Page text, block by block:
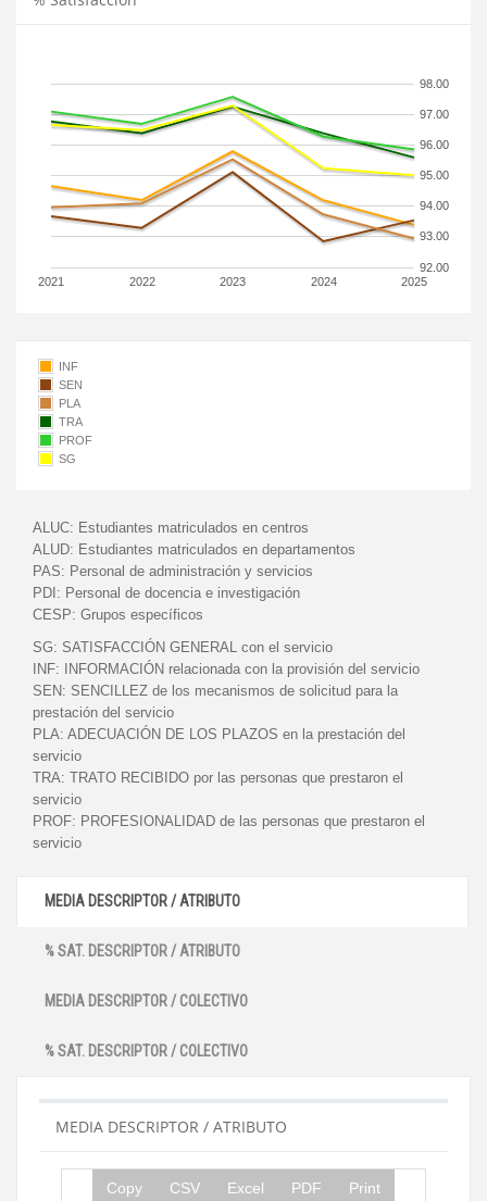
2021 2022 2023 2024 2025
92.00
93.00
94.00
95.00
96.00
97.00
98.00
INF
SEN
PLA
TRA
PROF
SG
ALUC: Estudiantes matriculados en centros
ALUD: Estudiantes matriculados en departamentos
PAS: Personal de administración y servicios
PDI: Personal de docencia e investigación
CESP: Grupos específicos
SG: SATISFACCIÓN GENERAL con el servicio
INF:
INFORMACIÓN relacionada con la provisión del servicio
SEN: SENCILLEZ de los mecanismos de solicitud para la
prestación del servicio
PLA: ADECUACIÓN DE LOS PLAZOS en la prestación del
servicio
TRA: TRATO RECIBIDO por las personas que prestaron el
servicio
PROF: PROFESIONALIDAD de las personas que prestaron el
servicio
MEDIA DESCRIPTOR / ATRIBUTO
% SAT. DESCRIPTOR / ATRIBUTO
MEDIA DESCRIPTOR / COLECTIVO
% SAT. DESCRIPTOR / COLECTIVO
MEDIA DESCRIPTOR / ATRIBUTO
Copy CSV Excel PDF Print